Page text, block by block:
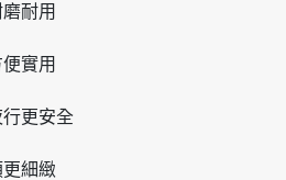
耐用
實用
更安全
細緻